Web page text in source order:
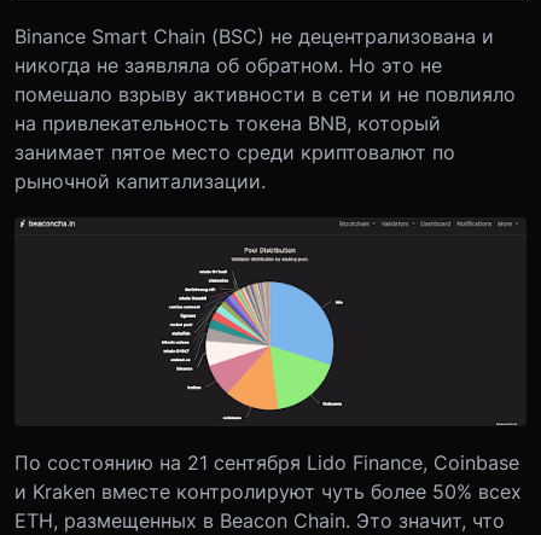
Binance Smart Chain (BSC) не децентрализована и
никогда не заявляла об обратном. Но это не
помешало взрыву активности в сети и не повлияло
на привлекательность токена BNB, который
занимает пятое место среди криптовалют по
рыночной капитализации.
По состоянию на 21 сентября Lido Finance, Coinbase
и Kraken вместе контролируют чуть более 50% всех
ETH, размещенных в Beacon Chain. Это значит, что